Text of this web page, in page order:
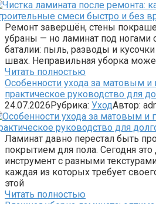
Ремонт завершён, стены
убраны — но ламинат под
баталии: пыль, разводы и кусочки
швах. Неправильная уборка
Читать полностью
Особенности ухода за матовым
практическое руководство для
24.07.2026Рубрика: УходАвтор:
Ламинат давно перестал быть
покрытием для пола. Сегодня это
инструмент с разными
каждая из которых требует
этой
Читать полностью